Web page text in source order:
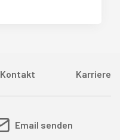
Kontakt Karriere
Email senden